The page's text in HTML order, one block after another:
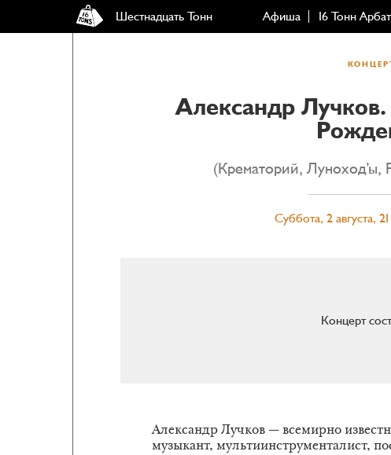
Шестнадцать Тонн Афиша 16 Тонн Арбат
Александр
(Крематорий,
Суббота, 2 августа,
Концерт
Александр Лучков — всемирно
музыкант, мультиинструменталист,